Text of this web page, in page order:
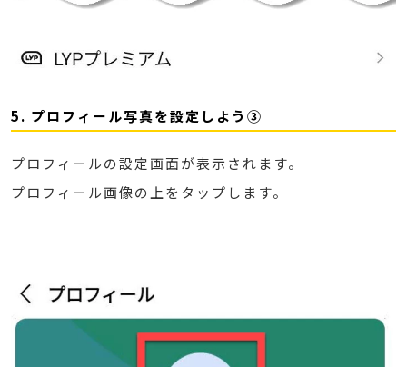
5. プロフィール写真を設定しよう③
プロフィールの設定画面が表示されます。
プロフィール画像の上をタップします。